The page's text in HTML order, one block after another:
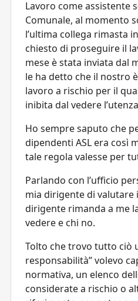
Lavoro come assistente
Comunale, al momento
l’ultima collega rimasta
chiesto di proseguire il
mese è stata inviata dal
le ha detto che il nostro
lavoro a rischio per il
inibita dal vedere
Ho sempre saputo che
dipendenti ASL era così
tale regola valesse per
Parlando con l’ufficio
mia dirigente di valutare
dirigente rimanda a me
vedere e chi no.
Tolto che trovo tutto ciò
responsabilità” volevo
normativa, un elenco
considerate a rischio o